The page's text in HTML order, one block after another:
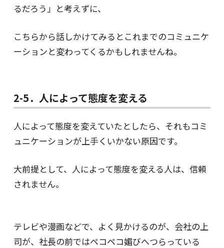
るだろう」と考えずに、
こちらから話しかけてみるとこれまでのコミュニケ
ーションと変わってくるかもしれませんね。
2-5．人によって態度を変える
人によって態度を変えていたとしたら、それもコミ
ュニケーションが上手くいかない原因です。
大前提として、人によって態度を変える人は、信頼
されません。
テレビや漫画などで、よく見かけるのが、会社の上
司が、社長の前ではペコペコ媚びへつらっている